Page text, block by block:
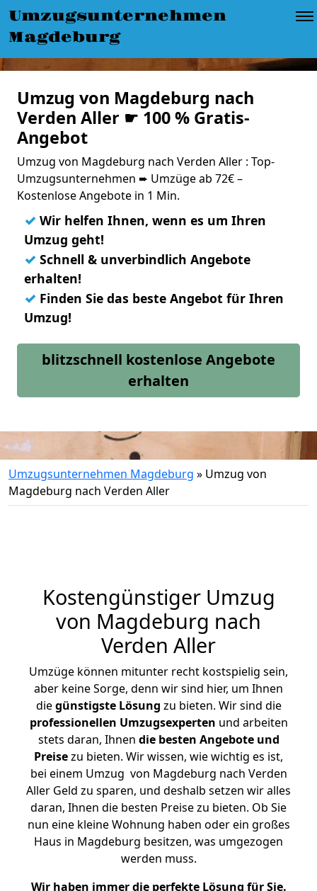
Umzugsunternehmen
Magdeburg
Umzug von Magdeburg nach
Verden Aller ☛ 100 % Gratis-
Angebot
Umzug von Magdeburg nach Verden Aller : Top-
Umzugsunternehmen ➨ Umzüge ab 72€ –
Kostenlose Angebote in 1 Min.
✓ Wir helfen Ihnen, wenn es um Ihren
Umzug geht!
✓ Schnell & unverbindlich Angebote
erhalten!
✓ Finden Sie das beste Angebot für Ihren
Umzug!
blitzschnell kostenlose Angebote
erhalten
Umzugsunternehmen Magdeburg » Umzug von
Magdeburg nach Verden Aller
Kostengünstiger Umzug
von Magdeburg nach
Verden Aller
Umzüge können mitunter recht kostspielig sein,
aber keine Sorge, denn wir sind hier, um Ihnen
diegünstigste Lösung zu bieten. Wir sind die
professionellen Umzugsexperten und arbeiten
stets daran, Ihnen die besten Angebote und
Preisezu bieten. Wir wissen, wie wichtig es ist,
bei einem Umzug von Magdeburg nach Verden
Aller Geld zu sparen, und deshalb setzen wir alles
daran, Ihnen die besten Preise zu bieten. Ob Sie
nun eine kleine Wohnung haben oder ein großes
Haus in Magdeburg besitzen, was umgezogen
werden muss.
Wir haben immer die perfekte Lösung für Sie.